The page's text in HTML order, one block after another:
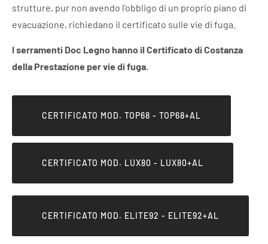
strutture, pur non avendo l’obbligo di un proprio piano di
evacuazione, richiedano il certificato sulle vie di fuga.
I serramenti Doc Legno hanno il Certificato di Costanza
della Prestazione per vie di fuga.
CERTIFICATO MOD. TOP68 - TOP68+AL
CERTIFICATO MOD. LUX80 - LUX80+AL
CERTIFICATO MOD. ELITE92 - ELITE92+AL